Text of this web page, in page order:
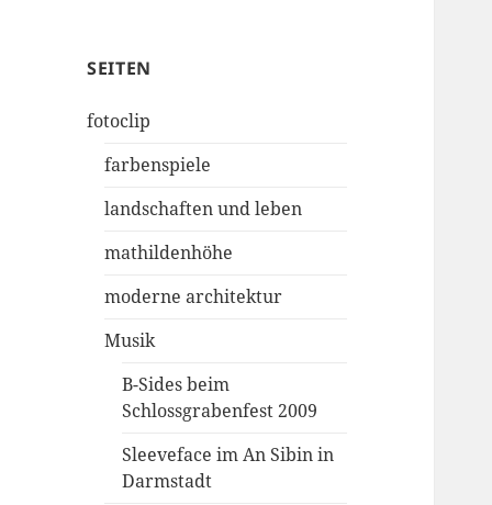
SEITEN
fotoclip
farbenspiele
landschaften und leben
mathildenhöhe
moderne architektur
Musik
B-Sides beim
Schlossgrabenfest 2009
Sleeveface im An Sibin in
Darmstadt